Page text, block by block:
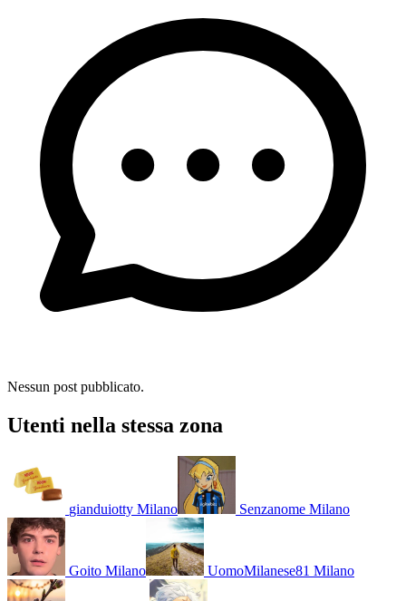
Nessun post pubblicato.
Utenti nella stessa zona
gianduiotty Milano Senzanome Milano
Goito Milano UomoMilanese81 Milano